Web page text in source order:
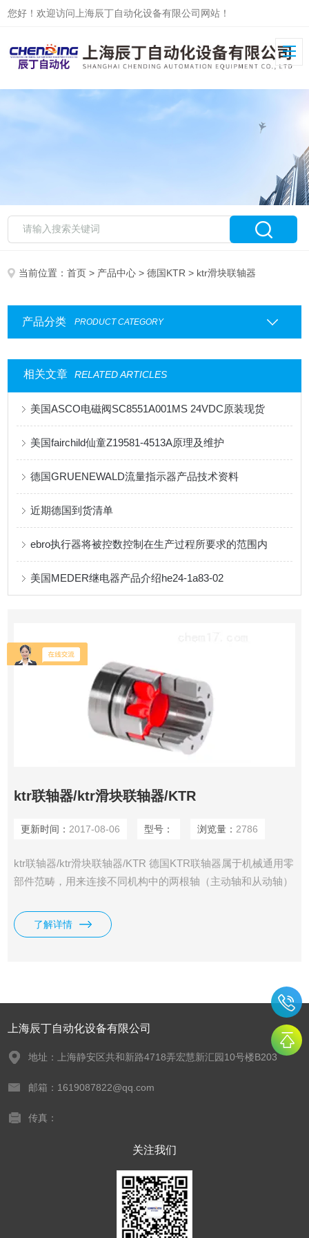
您好！欢迎访问上海辰丁自动化设备有限公司网站！
当前位置：首页 > 产品中心 >德国KTR > ktr滑块联轴器
产品分类 PRODUCT CATEGORY
相关文章 RELATED ARTICLES
美国ASCO电磁阀SC8551A001MS 24VDC原装现货
美国fairchild仙童Z19581-4513A原理及维护
德国GRUENEWALD流量指示器产品技术资料
近期德国到货清单
ebro执行器将被控数控制在生产过程所要求的范围内
美国MEDER继电器产品介绍he24-1a83-02
ktr联轴器/ktr滑块联轴器/KTR
更新时间： 2017-08-06 型号： 浏览量： 2786
ktr联轴器/ktr滑块联轴器/KTR 德国KTR联轴器属于机械通用零
部件范畴，用来连接不同机构中的两根轴（主动轴和从动轴）
中，有些KTR联轴器还有缓冲、减振和提高轴系动态性能的作
用。KTR联轴器由两半部分组成，分别与主动轴和从动轴联
了解详情
上海辰丁自动化设备有限公司
地址：上海静安区共和新路4718弄宏慧新汇园10号楼B203
邮箱：1619087822@qq.com
传真：
关注我们